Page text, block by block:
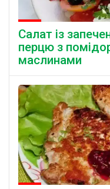
Салат із
перцю з
маслинами